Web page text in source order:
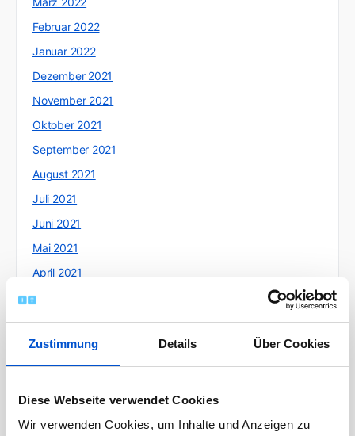
Zustimmung Details Über Cookies
Diese Webseite verwendet Cookies
Wir verwenden Cookies, um Inhalte und Anzeigen zu
Februar 2022
Januar 2022
Dezember 2021
November 2021
Oktober 2021
September 2021
August 2021
Juli 2021
Juni 2021
Mai 2021
April 2021
März 2021
Februar 2021
Januar 2021
Dezember 2020
November 2020
Oktober 2020